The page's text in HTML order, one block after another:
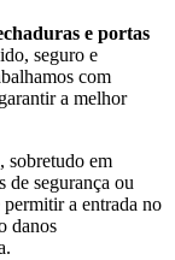
e portas
seguro e
com
a melhor
sobretudo em
de segurança ou
permitir a entrada no
danos